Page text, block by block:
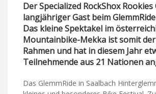
Der Specialized RockShox Rookies
langjähriger Gast beim
Das kleine Spektakel im
Mountainbike-Mekka ist somit
Rahmen und hat in diesem Jahr
Teilnehmende aus 21 Nationen
Das GlemmRide in Saalbach